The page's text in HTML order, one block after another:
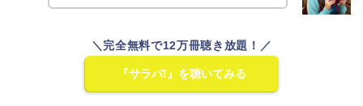
＼完全無料で12万冊聴き放題！／
『サラバ!』を聴いてみる